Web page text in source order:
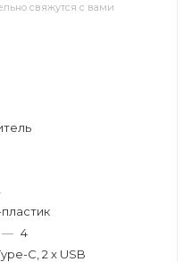
свяжутся с вами
— 4
C, 2 x USB